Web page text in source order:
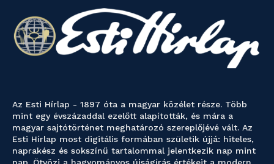
Az Esti Hírlap - 1897 óta a magyar közélet része. Több
mint egy évszázaddal ezelőtt alapították, és mára a
magyar sajtótörténet meghatározó szereplőjévé vált. Az
Esti Hírlap most digitális formában születik újjá: hiteles,
naprakész és sokszínű tartalommal jelentkezik nap mint